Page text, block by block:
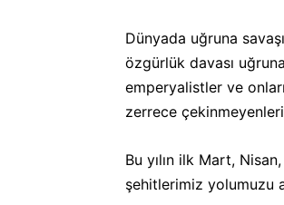
Dünyada uğruna
özgürlük davası
emperyalistler ve
zerrece
Bu yılın ilk Mart,
şehitlerimiz yolumuzu